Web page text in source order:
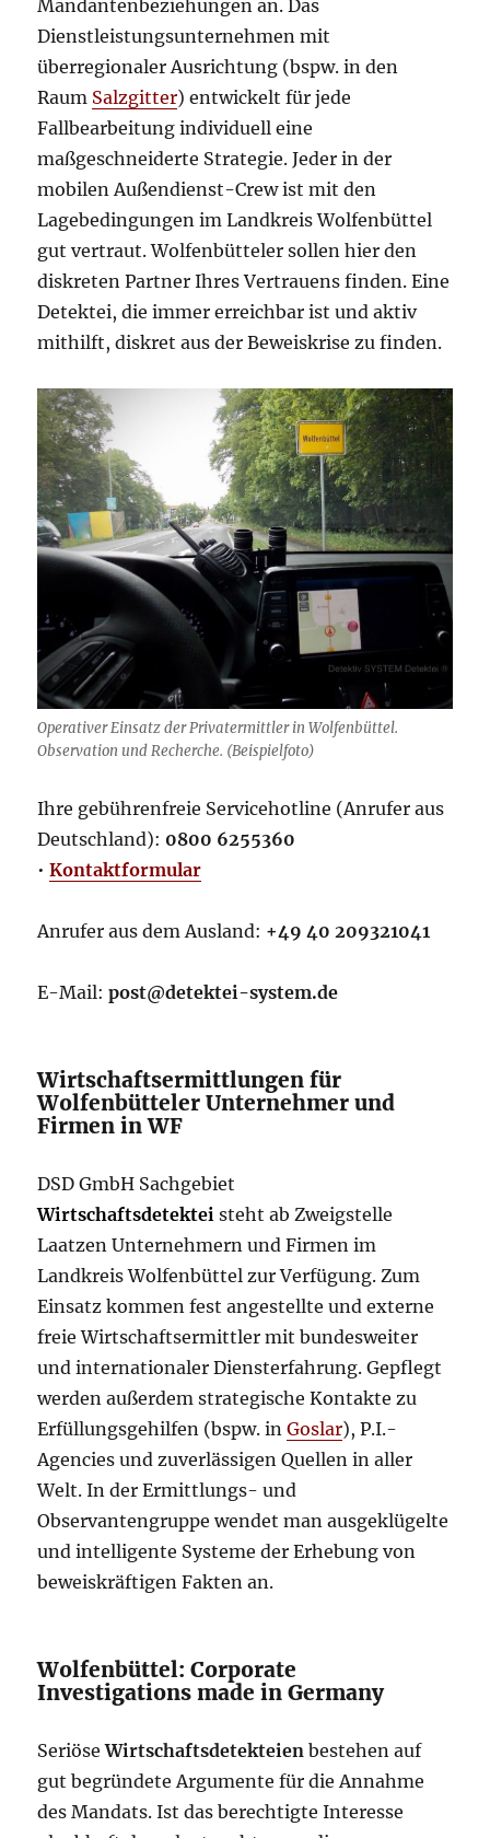
Mandantenbeziehungen an. Das
Dienstleistungsunternehmen mit
überregionaler Ausrichtung (bspw. in den
Raum Salzgitter) entwickelt für jede
Fallbearbeitung individuell eine
maßgeschneiderte Strategie. Jeder in der
mobilen Außendienst-Crew ist mit den
Lagebedingungen im Landkreis Wolfenbüttel
gut vertraut. Wolfenbütteler sollen hier den
diskreten Partner Ihres Vertrauens finden. Eine
Detektei, die immer erreichbar ist und aktiv
mithilft, diskret aus der Beweiskrise zu finden.
Operativer Einsatz der Privatermittler in Wolfenbüttel.
Observation und Recherche. (Beispielfoto)
Ihre gebührenfreie Servicehotline (Anrufer aus
Deutschland): 0800 6255360
•Kontaktformular
Anrufer aus dem Ausland: +49 40 209321041
E-Mail:post@detektei-system.de
Wirtschaftsermittlungen für
Wolfenbütteler Unternehmer und
Firmen in WF
DSD GmbH Sachgebiet
Wirtschaftsdetektei steht ab Zweigstelle
Laatzen Unternehmern und Firmen im
Landkreis Wolfenbüttel zur Verfügung. Zum
Einsatz kommen fest angestellte und externe
freie Wirtschaftsermittler mit bundesweiter
und internationaler Diensterfahrung. Gepflegt
werden außerdem strategische Kontakte zu
Erfüllungsgehilfen (bspw. inGoslar), P.I.-
Agencies und zuverlässigen Quellen in aller
Welt. In der Ermittlungs- und
Observantengruppe wendet man ausgeklügelte
und intelligente Systeme der Erhebung von
beweiskräftigen Fakten an.
Wolfenbüttel: Corporate
Investigations made in Germany
SeriöseWirtschaftsdetekteien bestehen auf
gut begründete Argumente für die Annahme
des Mandats. Ist das berechtigte Interesse